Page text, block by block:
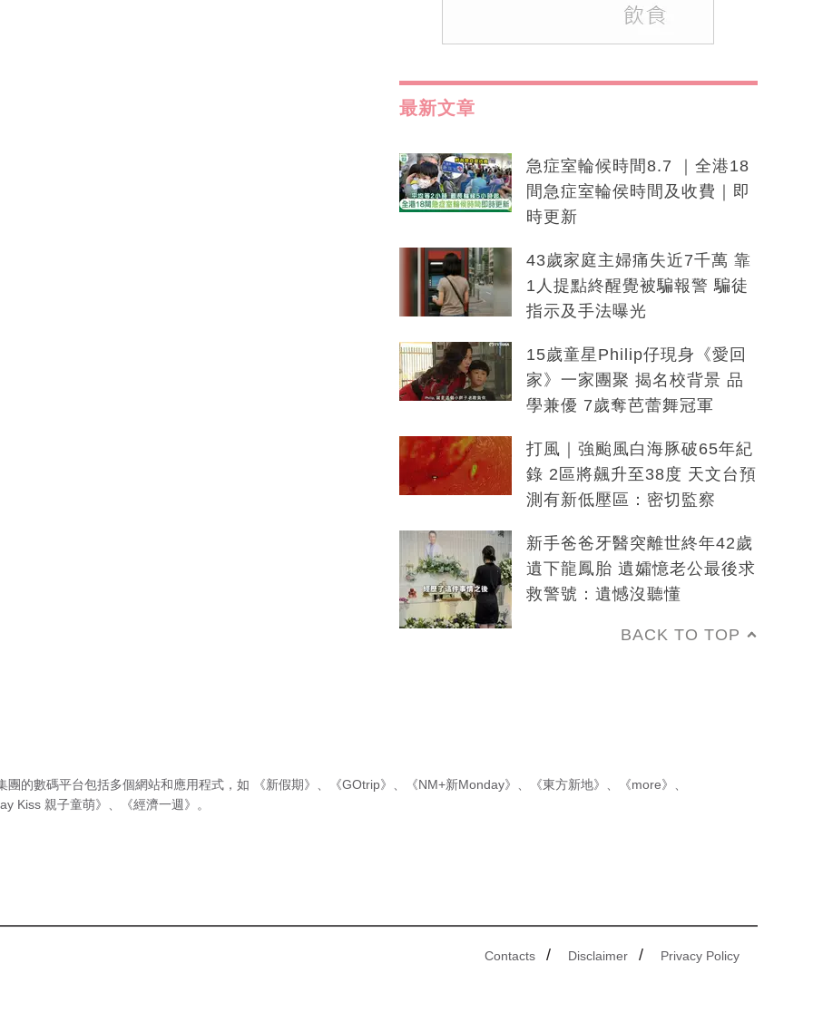
最新文章
急症室輪候時間8.7 ｜全港18
間急症室輪侯時間及收費｜即
時更新
43歲家庭主婦痛失近7千萬 靠
1人提點終醒覺被騙報警 騙徒
指示及手法曝光
15歲童星Philip仔現身《愛回
家》一家團聚 揭名校背景 品
學兼優 7歲奪芭蕾舞冠軍
打風｜強颱風白海豚破65年紀
錄 2區將飆升至38度 天文台預
測有新低壓區：密切監察
新手爸爸牙醫突離世終年42歲
遺下龍鳳胎 遺孀憶老公最後求
救警號：遺憾沒聽懂
BACK TO TOP
團的數碼平台包括多個網站和應用程式，如 《新假期》 《GOtrip》 《NM+新Monday》 《東方新地》 《more》
Kiss 親子童萌》
《經濟一週》 。
Contacts / Disclaimer / Privacy Policy